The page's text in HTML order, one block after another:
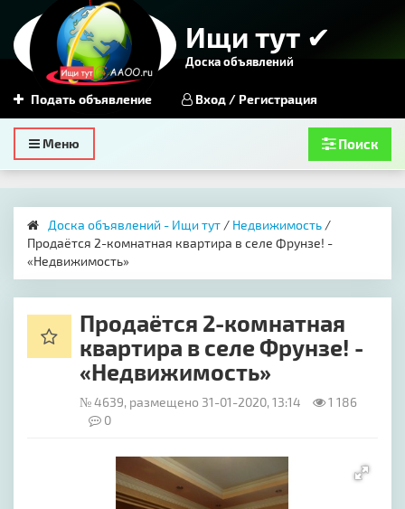
Ищи тут ✔
Доска объявлений
Подать объявление Вход / Регистрация
Toggle
navigation
Меню Поиск
Доска объявлений - Ищи тут / Недвижимость /
Продаётся 2-комнатная квартира в селе Фрунзе! -
«Недвижимость»
Продаётся 2-комнатная
квартира в селе Фрунзе! -
«Недвижимость»
№ 4639, размещено 31-01-2020, 13:14
1 186
0